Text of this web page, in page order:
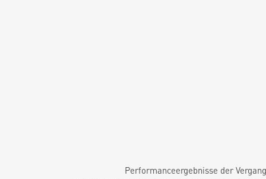
Performanceergebnisse der